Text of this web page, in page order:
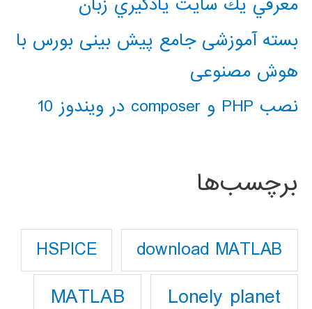
بسته آموزشی جامع پیش بینی بورس با
هوش مصنوعی
نصب PHP و composer در ویندوز 10
برچسب‌ها
download MATLAB
HSPICE
Lonely planet
MATLAB